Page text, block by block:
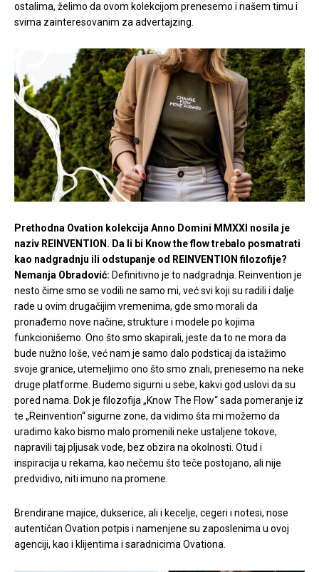
ostalima, želimo da ovom kolekcijom prenesemo i našem timu i
svima zainteresovanim za advertajzing.
Prethodna Ovation kolekcija Anno Domini MMXXI nosila je
naziv REINVENTION. Da li bi Know the flow trebalo posmatrati
kao nadgradnju ili odstupanje od REINVENTION filozofije?
Nemanja Obradović: Definitivno je to nadgradnja. Reinvention je
nesto čime smo se vodili ne samo mi, već svi koji su radili i dalje
rade u ovim drugačijim vremenima, gde smo morali da
pronađemo nove načine, strukture i modele po kojima
funkcionišemo. Ono što smo skapirali, jeste da to ne mora da
bude nužno loše, već nam je samo dalo podsticaj da istažimo
svoje granice, utemeljimo ono što smo znali, prenesemo na neke
druge platforme. Budemo sigurni u sebe, kakvi god uslovi da su
pored nama. Dok je filozofija „Know The Flow“ sada pomeranje iz
te „Reinvention“ sigurne zone, da vidimo šta mi možemo da
uradimo kako bismo malo promenili neke ustaljene tokove,
napravili taj pljusak vode, bez obzira na okolnosti. Otud i
inspiracija u rekama, kao nečemu što teče postojano, ali nije
predvidivo, niti imuno na promene.
Brendirane majice, dukserice, ali i kecelje, cegeri i notesi, nose
autentičan Ovation potpis i namenjene su zaposlenima u ovoj
agenciji, kao i klijentima i saradnicima Ovationa.